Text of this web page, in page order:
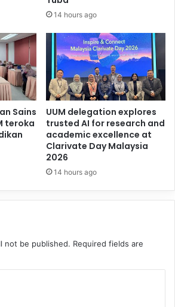
14 hours ago
Sains
teroka
UUM delegation explores
trusted AI for research and
academic excellence at
Clarivate Day Malaysia
2026
14 hours ago
not be published. Required fields are